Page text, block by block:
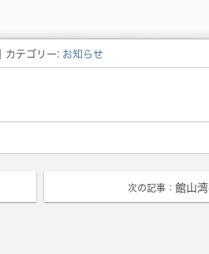
｜カテゴリー: お知らせ
次の記事： 館山